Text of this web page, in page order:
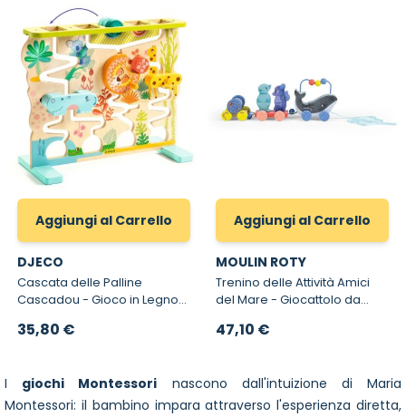
Aggiungi al Carrello
DJECO
Cascata delle Palline
Cascadou - Gioco in Legno
35,80 €
Aggiungi al Carrello
MOULIN ROTY
Trenino delle Attività Amici
del Mare - Giocattolo da
47,10 €
I giochi Montessori nascono dall'intuizione di Maria
Montessori: il bambino impara attraverso l'esperienza diretta,